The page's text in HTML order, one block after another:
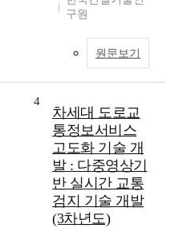
구원
원문보기
4
차세대 도로교
통정보서비스
고도화 기술 개
발 : 다중영상기
반 실시간 교통
검지 기술 개발
(3차년도)